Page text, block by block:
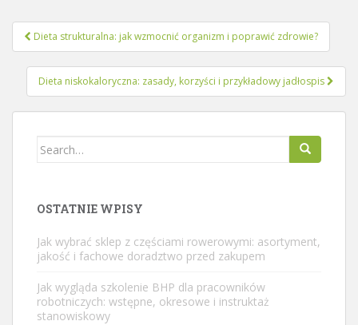
Nawigacja
wpisu
Dieta strukturalna: jak wzmocnić organizm i poprawić zdrowie?
Dieta niskokaloryczna: zasady, korzyści i przykładowy jadłospis
Search
OSTATNIE WPISY
Jak wybrać sklep z częściami rowerowymi: asortyment,
jakość i fachowe doradztwo przed zakupem
Jak wygląda szkolenie BHP dla pracowników
robotniczych: wstępne, okresowe i instruktaż
stanowiskowy